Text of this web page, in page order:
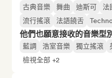
古典音樂 舞曲 迪斯可 法
流行搖滾
法語饒舌
他們也願意接收的音樂型別
藍調 浩室音樂 獨立搖滾
檢視全部 +2